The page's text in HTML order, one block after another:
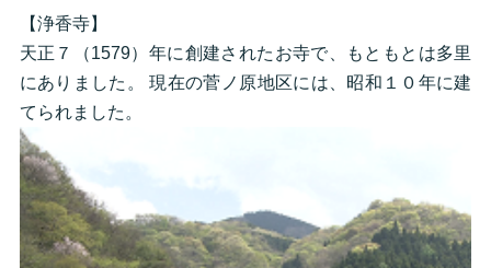
【浄香寺】
天正７（1579）年に創建されたお寺で、もともとは多里
にありました。 現在の菅ノ原地区には、昭和１０年に建
てられました。